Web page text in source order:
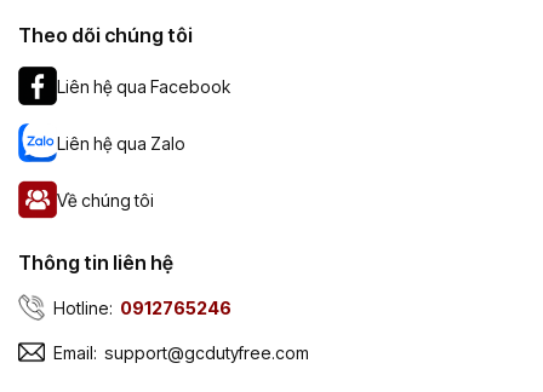
Theo dõi chúng tôi
Liên hệ qua Facebook
Liên hệ qua Zalo
Về chúng tôi
Thông tin liên hệ
Hotline: 0912765246
Email: support@gcdutyfree.com